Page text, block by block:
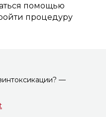
помощью
процедуру
—